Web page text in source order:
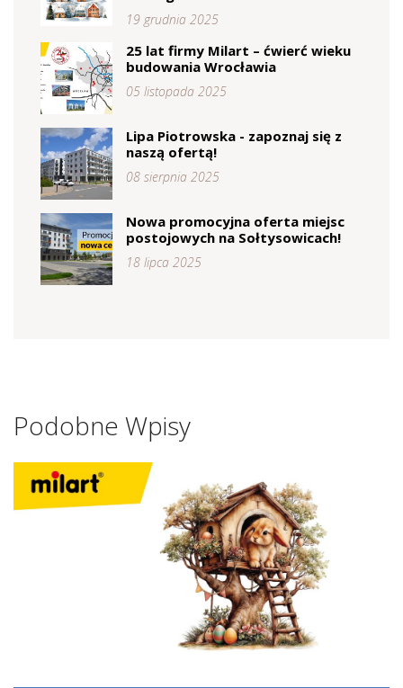
19 grudnia 2025
25 lat firmy Milart – ćwierć wieku
budowania Wrocławia
05 listopada 2025
Lipa Piotrowska - zapoznaj się z
naszą ofertą!
08 sierpnia 2025
Nowa promocyjna oferta miejsc
postojowych na Sołtysowicach!
18 lipca 2025
Podobne Wpisy